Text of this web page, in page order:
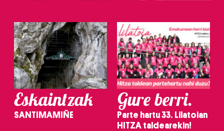
Eskaintzak
SANTIMAMIÑE
Gure berri.
Parte hartu 33. Lilatoian
HITZA taldearekin!